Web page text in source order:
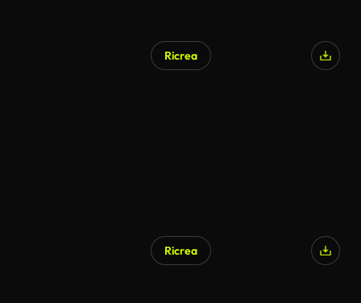
Ricrea
Ricrea